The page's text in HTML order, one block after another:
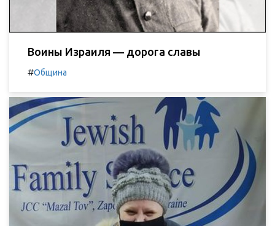
Воины Израиля — дорога славы
#Община